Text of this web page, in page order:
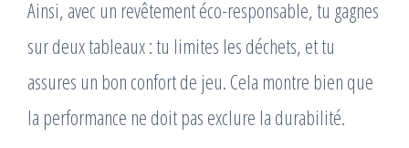
Ainsi, avec un revêtement éco-responsable, tu gagnes
sur deux tableaux : tu limites les déchets, et tu
assures un bon confort de jeu. Cela montre bien que
la performance ne doit pas exclure la durabilité.